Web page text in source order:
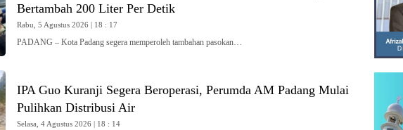
Bertambah 200 Liter Per Detik
Rabu, 5 Agustus 2026 | 18 : 17
PADANG – Kota Padang segera memperoleh tambahan pasokan…
IPA Guo Kuranji Segera Beroperasi, Perumda AM Padang Mulai
Pulihkan Distribusi Air
Selasa, 4 Agustus 2026 | 18 : 14